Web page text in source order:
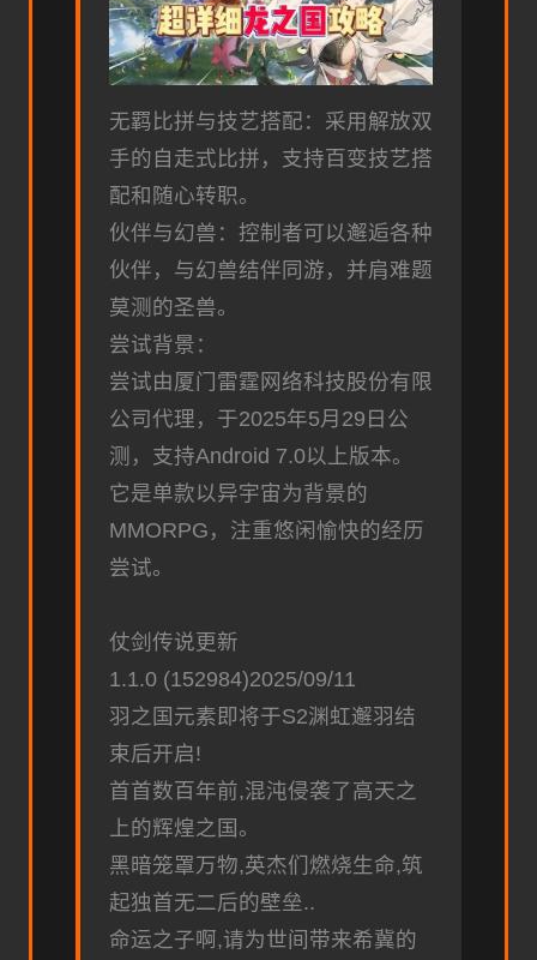
无羁比拼与技艺搭配：采用解放双
手的自走式比拼，支持百变技艺搭
配和随心转职。
伙伴与幻兽：控制者可以邂逅各种
伙伴，与幻兽结伴同游，并肩难题
莫测的圣兽。
尝试背景：
尝试由厦门雷霆网络科技股份有限
公司代理，于2025年5月29日公
测，支持Android 7.0以上版本。
它是单款以异宇宙为背景的
MMORPG，注重悠闲愉快的经历
尝试。
仗剑传说更新
1.1.0 (152984)2025/09/11
羽之国元素即将于S2渊虹邂羽结
束后开启!
首首数百年前,混沌侵袭了高天之
上的辉煌之国。
黑暗笼罩万物,英杰们燃烧生命,筑
起独首无二后的壁垒..
命运之子啊,请为世间带来希冀的